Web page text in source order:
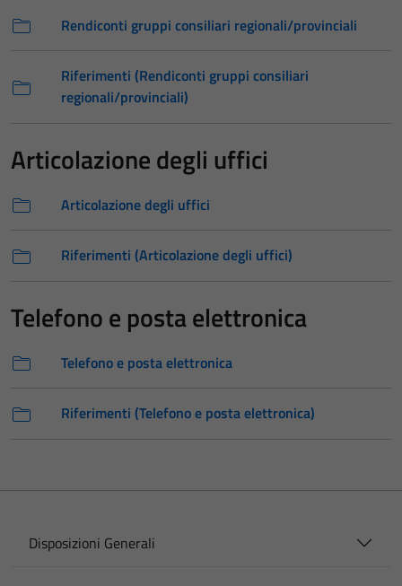
Rendiconti gruppi consiliari regionali/provinciali
Riferimenti (Rendiconti gruppi consiliari
regionali/provinciali)
Articolazione degli uffici
Articolazione degli uffici
Riferimenti (Articolazione degli uffici)
Telefono e posta elettronica
Telefono e posta elettronica
Riferimenti (Telefono e posta elettronica)
Disposizioni Generali